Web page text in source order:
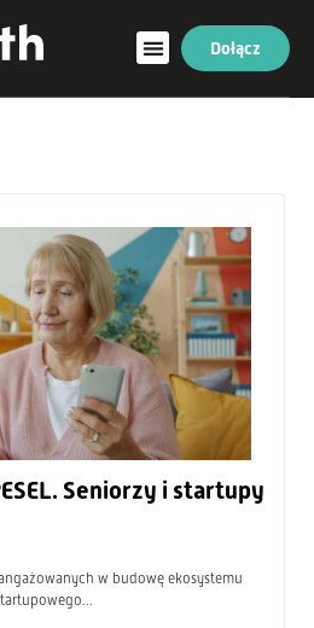
Dołącz
Seniorzy i startupy
w budowę ekosystemu